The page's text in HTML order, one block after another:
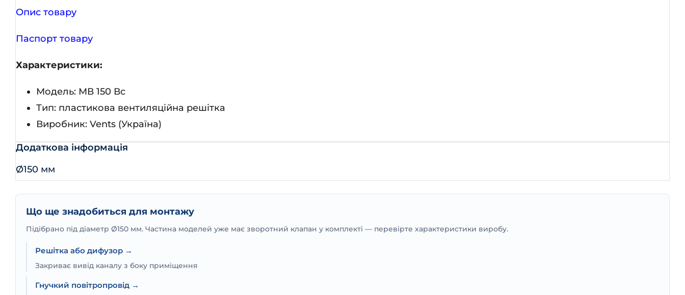
Опис товару
Паспорт товару
Характеристики:
Модель: МВ 150 Вс
Тип: пластикова вентиляційна решітка
Виробник: Vents (Україна)
Додаткова інформація
Ø150 мм
Що ще знадобиться для монтажу
Підібрано під діаметр Ø150 мм. Частина моделей уже має зворотний клапан у комплекті — перевірте характеристики виробу.
Решітка або дифузор →
Закриває вивід каналу з боку приміщення
Гнучкий повітропровід →